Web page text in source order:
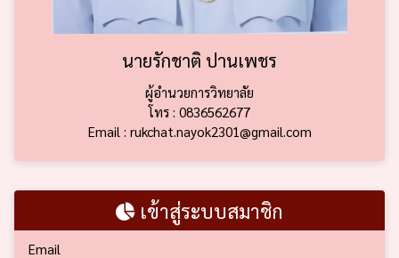
นายรักชาติ ปานเพชร
ผู้อำนวยการวิทยาลัย
โทร : 0836562677
Email : rukchat.nayok2301@gmail.com
เข้าสู่ระบบสมาชิก
Email